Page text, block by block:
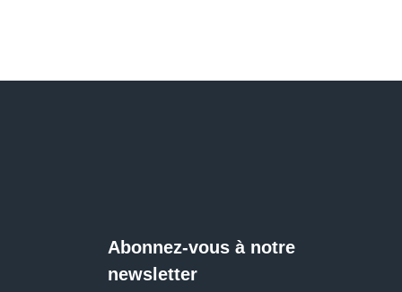
passionnés Bretons. C’est à Saint-Malo que sont
proposer des collections accessibles, pensées pour
une démarche progressive vers une mode
Abonnez-vous à notre
newsletter